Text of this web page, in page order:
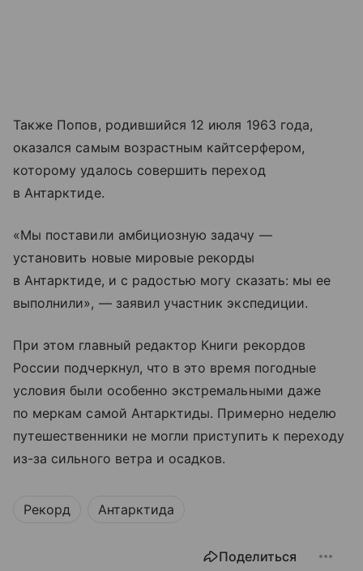
Также Попов, родившийся 12 июля 1963 года,
оказался самым возрастным кайтсерфером,
которому удалось совершить переход
в Антарктиде.
«Мы поставили амбициозную задачу —
установить новые мировые рекорды
в Антарктиде, и с радостью могу сказать: мы ее
выполнили», — заявил участник экспедиции.
При этом главный редактор Книги рекордов
России подчеркнул, что в это время погодные
условия были особенно экстремальными даже
по меркам самой Антарктиды. Примерно неделю
путешественники не могли приступить к переходу
из-за сильного ветра и осадков.
Рекорд Антарктида
Поделиться